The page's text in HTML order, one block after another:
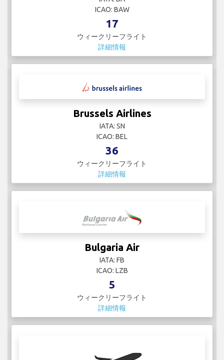
ICAO: BAW
17
ウィークリーフライト
詳細情報
Brussels Airlines
IATA: SN
ICAO: BEL
36
ウィークリーフライト
詳細情報
Bulgaria Air
IATA: FB
ICAO: LZB
5
ウィークリーフライト
詳細情報